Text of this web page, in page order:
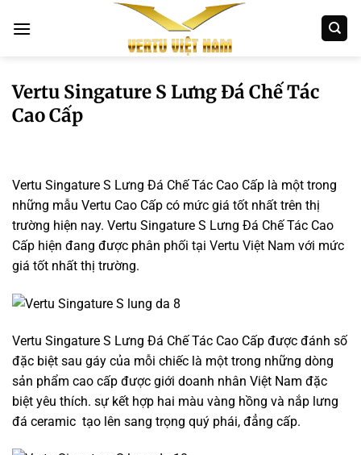
qua
Vertu Singature S Lưng Đá Chế Tác
Cao Cấp
Vertu Singature S Lưng Đá Chế Tác Cao Cấp là một trong
những mẫu Vertu Cao Cấp có mức giá tốt nhất trên thị
trường hiện nay. Vertu Singature S Lưng Đá Chế Tác Cao
Cấp hiện đang được phân phối tại Vertu Việt Nam với mức
giá tốt nhất thị trường.
Vertu Singature S Lưng Đá Chế Tác Cao Cấp được đánh số
đặc biệt sau gáy của mỗi chiếc là một trong những dòng
sản phẩm cao cấp được giới doanh nhân Việt Nam đặc
biệt yêu thích. sự kết hợp hai màu vàng hồng và nắp lưng
đá ceramic tạo lên sang trọng quý phái, đẳng cấp.